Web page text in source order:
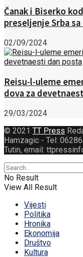
Čanak i Biserko
preseljenje Srba
02/09/2024
Reisu-l-uleme
dova za
29/03/2024
© 2021 TT Press
Hamzagic - Tel:
Tutin, email:
No Result
View All Result
Vijesti
Politika
Hronika
Ekonomija
Društvo
Kultura